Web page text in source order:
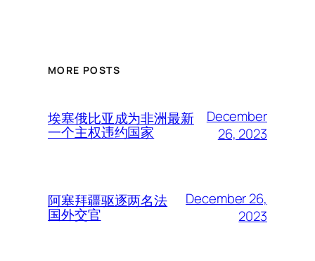
MORE POSTS
埃塞俄比亚成为非洲最新
一个主权违约国家
December
26, 2023
阿塞拜疆驱逐两名法
国外交官
December 26,
2023